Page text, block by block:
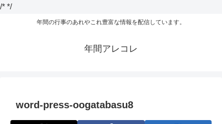
/* */
年間の行事のあれやこれ豊富な情報を配信しています。
年間アレコレ
word-press-oogatabasu8